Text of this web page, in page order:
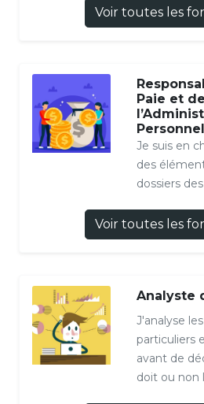
Voir toutes les
Paie et de
Personnel
Je suis en
des
dossiers
Voir toutes les
Analyste
J'analyse
particuliers
avant de
doit ou non